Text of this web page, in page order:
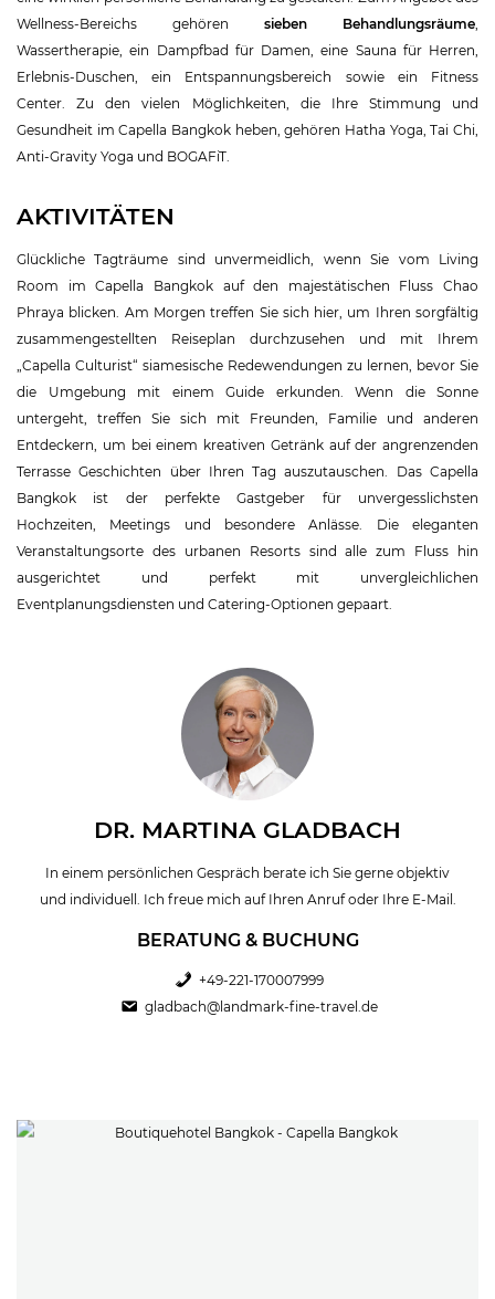
Wellness-Bereichs gehören sieben Behandlungsräume
Wassertherapie, ein Dampfbad für Damen, eine Sauna für Herren,
Erlebnis-Duschen, ein Entspannungsbereich sowie ein Fitness
Center. Zu den vielen Möglichkeiten, die Ihre Stimmung und
Gesundheit im Capella Bangkok heben, gehören Hatha Yoga, Tai Chi,
Anti-Gravity Yoga und BOGAFiT.
AKTIVITÄTEN
Glückliche Tagträume sind unvermeidlich, wenn Sie vom Living
Room im Capella Bangkok auf den majestätischen Fluss Chao
Phraya blicken. Am Morgen treffen Sie sich hier, um Ihren sorgfältig
zusammengestellten Reiseplan durchzusehen und mit Ihrem
„Capella Culturist“ siamesische Redewendungen zu lernen, bevor Sie
die Umgebung mit einem Guide erkunden. Wenn die Sonne
untergeht, treffen Sie sich mit Freunden, Familie und anderen
Entdeckern, um bei einem kreativen Getränk auf der angrenzenden
Terrasse Geschichten über Ihren Tag auszutauschen. Das Capella
Bangkok ist der perfekte Gastgeber für unvergesslichsten
Hochzeiten, Meetings und besondere Anlässe. Die eleganten
Veranstaltungsorte des urbanen Resorts sind alle zum Fluss hin
ausgerichtet und perfekt mit unvergleichlichen
Eventplanungsdiensten und Catering-Optionen gepaart.
DR. MARTINA GLADBACH
In einem persönlichen Gespräch berate ich Sie gerne objektiv
und individuell. Ich freue mich auf Ihren Anruf oder Ihre E-Mail.
BERATUNG & BUCHUNG
+49-221-170007999
gladbach@landmark-fine-travel.de